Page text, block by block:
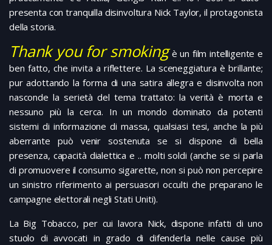
presenta con tranquilla disinvoltura Nick Taylor, il protagonista
della storia.
Thank you for smokingè un film intelligente e
ben fatto, che invita a riflettere. La sceneggiatura è brillante;
pur adottando la forma di una satira allegra e disinvolta non
nasconde la serietà del tema trattato: la verità è morta e
nessuno più la cerca. In un mondo dominato da potenti
sistemi di informazione di massa, qualsiasi tesi, anche la più
aberrante può venir sostenuta se si dispone di bella
presenza, capacità dialettica e .. molti soldi (anche se si parla
di promuovere il consumo sigarette, non si può non percepire
un sinistro riferimento ai persuasori occulti che preparano le
campagne elettorali negli Stati Uniti).
La Big Tobacco, per cui lavora Nick, dispone infatti di uno
stuolo di avvocati in grado di difenderla nelle cause più